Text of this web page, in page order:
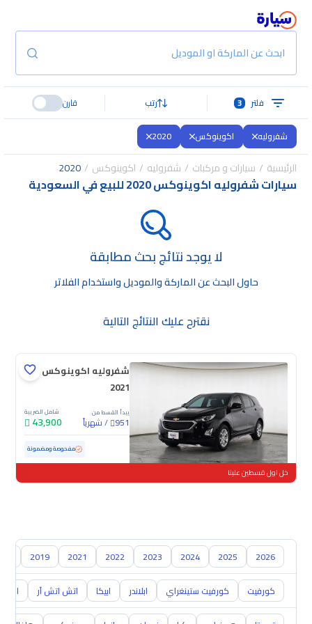
ابحث عن الماركة او الموديل
فلتر 3 رتب قارن
شفروليه اكوينوكس 2020
الرئيسية سيارات و مركبات شفروليه اكوينوكس 2020
سيارات شفروليه اكوينوكس 2020 للبيع في السعودية
لا يوجد نتائج بحث مطابقة
حاول البحث عن الماركة والموديل واستخدام الفلاتر
نقترح عليك النتائج التالية
شفروليه اكوينوكس LS
2021
يبدأ القسط من
951
/شهرياً
شامل الضريبة
43,900
مستعملة 130,085 كم مفحوصة ومضمونة
خل اول قسطين علينا
2026
2025
2024
2023
2022
2021
2019
كورفيت كورفيت ستينغراي ابلاندر ابيكا اتش اتش آر اس 10